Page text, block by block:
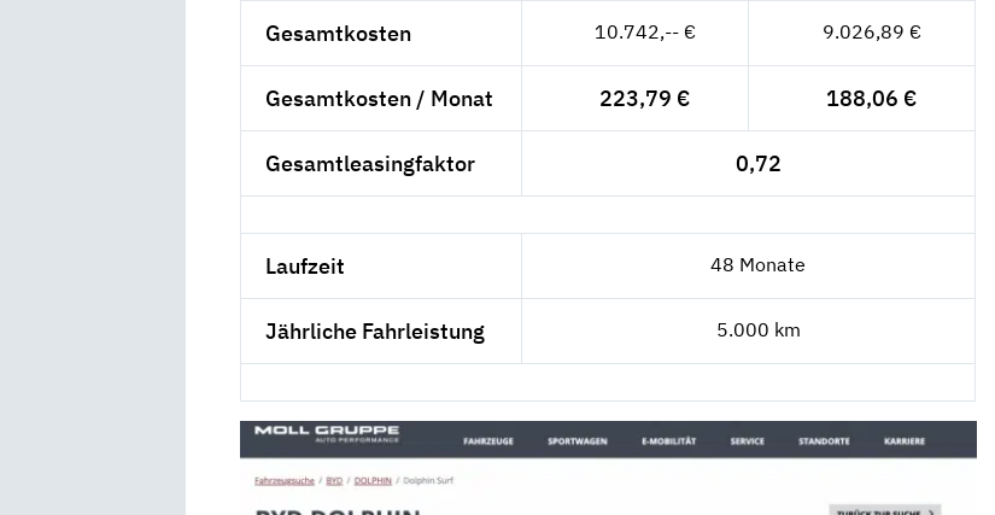
Gesamtkosten 10.742,-- € 9.026,89 €
Gesamtkosten / Monat 223,79 € 188,06 €
Gesamtleasingfaktor 0,72
Laufzeit 48 Monate
Jährliche Fahrleistung 5.000 km